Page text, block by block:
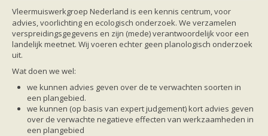
Limburg
Noord-Brabant
Noord-Holland
Overijssel
Zeeland
Zuid-Holland
Vleermuizen en ziektes
Bescherming
Soortbescherming
Gebiedsbescherming
Hulp bij bouwplannen en bomenkap
Vleermuiswerkgroep Nederland is een kennis centrum, voor
advies, voorlichting en ecologisch onderzoek. We verzamelen
verspreidingsgegevens en zijn (mede) verantwoordelijk voor een
landelijk meetnet. Wij voeren echter geen planologisch onderzoek
uit.
Wat doen we wel:
we kunnen advies geven over de te verwachten soorten in
een plangebied.
we kunnen (op basis van expert judgement) kort advies geven
over de verwachte negatieve effecten van werkzaamheden in
een plangebied